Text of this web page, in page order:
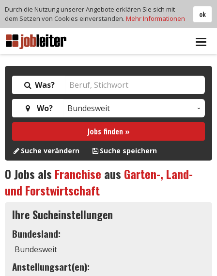
Was?
Wo?
Jobs finden »
Suche verändern Suche speichern
0Jobs als Franchise aus Garten-, Land-
und Forstwirtschaft
Ihre Sucheinstellungen
Bundesland:
Bundesweit
Anstellungsart(en):
ok
Durch die Nutzung unserer Angebote erklären Sie sich mit
dem Setzen von Cookies einverstanden. Mehr Informationen